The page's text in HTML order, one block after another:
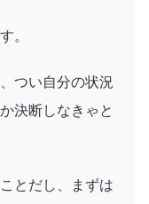
。
つい自分の状況
決断しなきゃと
とだし、まずは